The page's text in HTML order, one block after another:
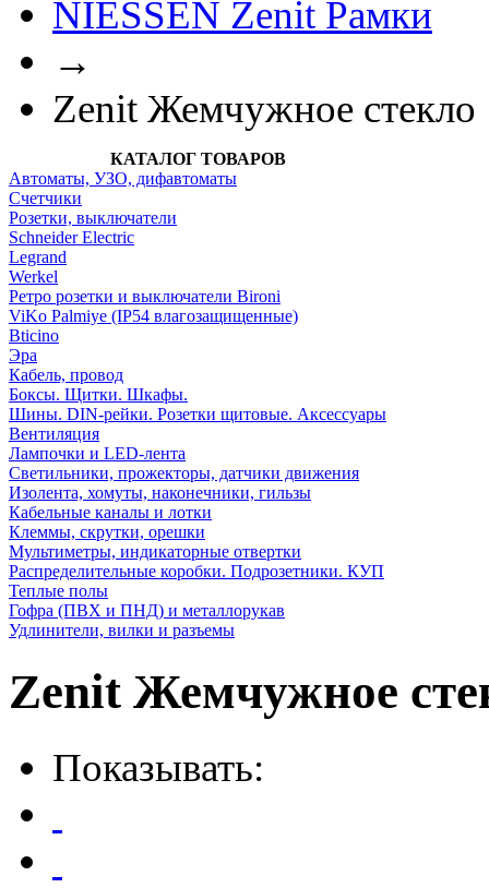
NIESSEN Zenit Рамки
→
Zenit Жемчужное стекло
КАТАЛОГ ТОВАРОВ
Автоматы, УЗО, дифавтоматы
Счетчики
Розетки, выключатели
Schneider Electric
Legrand
Werkel
Ретро розетки и выключатели Bironi
ViKo Palmiye (IP54 влагозащищенные)
Bticino
Эра
Кабель, провод
Боксы. Щитки. Шкафы.
Шины. DIN-рейки. Розетки щитовые. Аксессуары
Вентиляция
Лампочки и LED-лента
Светильники, прожекторы, датчики движения
Изолента, хомуты, наконечники, гильзы
Кабельные каналы и лотки
Клеммы, скрутки, орешки
Мультиметры, индикаторные отвертки
Распределительные коробки. Подрозетники. КУП
Теплые полы
Гофра (ПВХ и ПНД) и металлорукав
Удлинители, вилки и разъемы
Zenit Жемчужное
Показывать: